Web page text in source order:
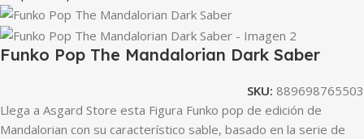
Funko Pop The Mandalorian Dark Saber
SKU: 889698765503
Llega a Asgard Store esta Figura Funko pop de edición de
Mandalorian con su característico sable, basado en la serie de